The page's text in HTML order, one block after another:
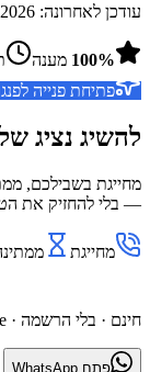
עודכן לאחרונה:
100% מענה
פתיחת פנייה ל
להשיג נציג
מחייגת בשבילכם,
— בלי להחזיק את
מחייגת
חינם · בלי הרשמה ·
פתח WhatsApp